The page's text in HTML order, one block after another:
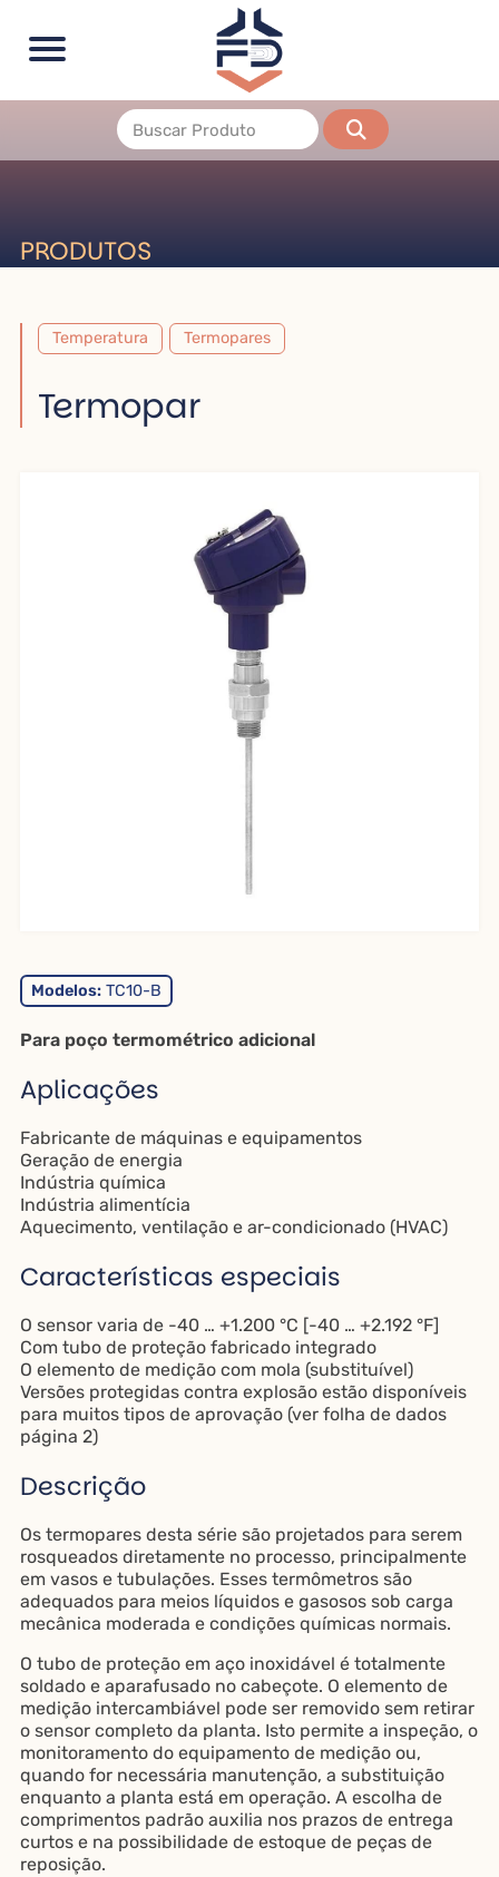
PRODUTOS
Temperatura Termopares
Termopar
Modelos:TC10-B
Para poço termométrico adicional
Aplicações
Fabricante de máquinas e equipamentos
Geração de energia
Indústria química
Indústria alimentícia
Aquecimento, ventilação e ar-condicionado (HVAC)
Características especiais
O sensor varia de -40 … +1.200 °C [-40 … +2.192 °F]
Com tubo de proteção fabricado integrado
O elemento de medição com mola (substituível)
Versões protegidas contra explosão estão disponíveis
para muitos tipos de aprovação (ver folha de dados
página 2)
Descrição
Os termopares desta série são projetados para serem
rosqueados diretamente no processo, principalmente
em vasos e tubulações. Esses termômetros são
adequados para meios líquidos e gasosos sob carga
mecânica moderada e condições químicas normais.
O tubo de proteção em aço inoxidável é totalmente
soldado e aparafusado no cabeçote. O elemento de
medição intercambiável pode ser removido sem retirar
o sensor completo da planta. Isto permite a inspeção, o
monitoramento do equipamento de medição ou,
quando for necessária manutenção, a substituição
enquanto a planta está em operação. A escolha de
comprimentos padrão auxilia nos prazos de entrega
curtos e na possibilidade de estoque de peças de
reposição.